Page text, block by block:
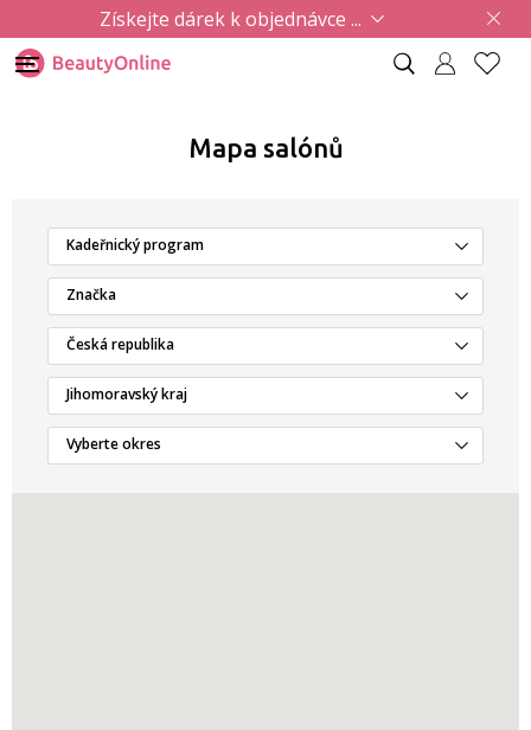
Získejte dárek k objednávce ...
Mapa salónů
Kadeřnický program
Značka
Česká republika
Jihomoravský kraj
Vyberte okres